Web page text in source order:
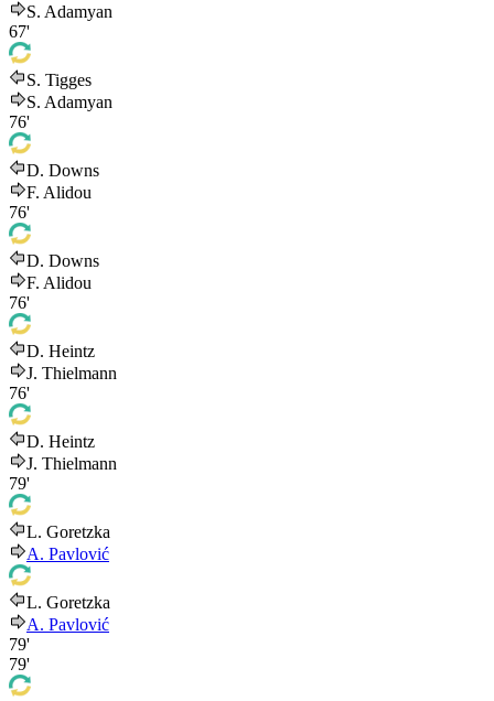
S. Adamyan
67'
S. Tigges
S. Adamyan
76'
D. Downs
F. Alidou
76'
D. Downs
F. Alidou
76'
D. Heintz
J. Thielmann
76'
D. Heintz
J. Thielmann
79'
L. Goretzka
A. Pavlović
L. Goretzka
A. Pavlović
79'
79'